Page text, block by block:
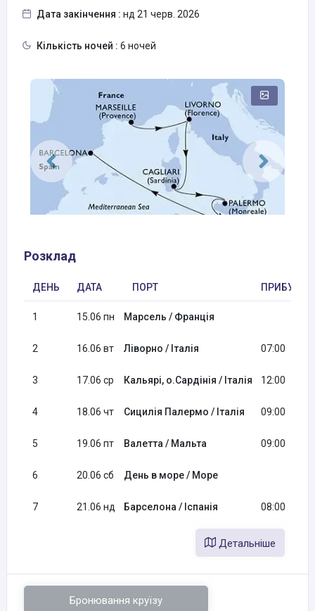
Дата закінчення : нд 21 черв. 2026
Кількість ночей : 6 ночей
Розклад
ДЕНЬ ДАТА ПОРТ ПРИБУТТЯ
1 15.06 пн Марсель / Франція
2 16.06 вт Ліворно / Італія 07:00
3 17.06 ср Кальярі, о.Сардінія / Італія 12:00
4 18.06 чт Сицилія Палермо / Італія 09:00
5 19.06 пт Валетта / Мальта 09:00
6 20.06 сб День в море / Море
7 21.06 нд Барселона / Іспанія 08:00
Детальніше
Бронювання круїзу